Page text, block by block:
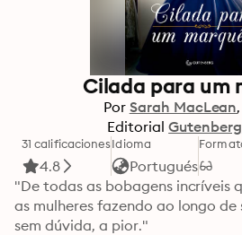
Cilada para um
Por Sarah MacLean
Editorial
31 calificaciones
4.8
Idioma
Portugués
"De todas as bobagens incríveis
as mulheres fazendo ao longo
sem dúvida, a pior."